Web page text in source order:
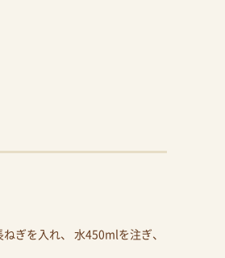
ぎを入れ、 水450mlを注ぎ、